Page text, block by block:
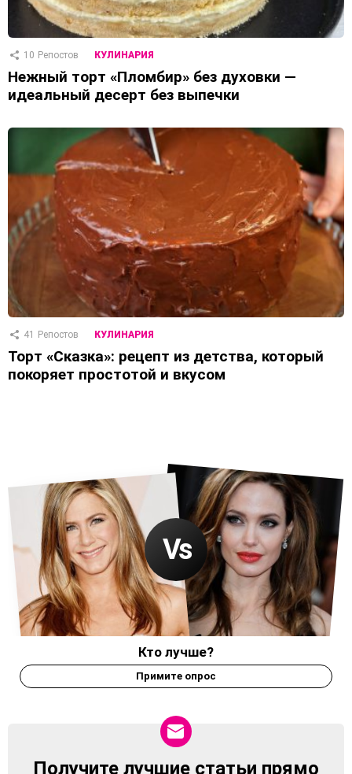
10 Репостов КУЛИНАРИЯ
Нежный торт «Пломбир» без духовки —
идеальный десерт без выпечки
41 Репостов КУЛИНАРИЯ
Торт «Сказка»: рецепт из детства, который
покоряет простотой и вкусом
Кто лучше?
Примите опрос
NEWSLETTER
Получите лучшие статьи прямо